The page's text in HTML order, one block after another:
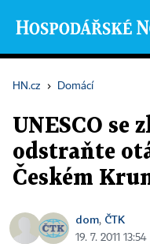
HN.cz › Domácí
UNESCO se
odstraňte
Českém
dom, ČTK
19. 7. 2011